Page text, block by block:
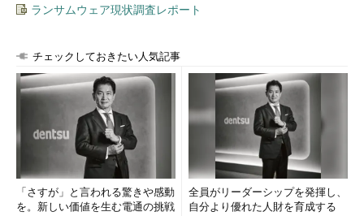
ランサムウェア現状調査レポート
チェックしておきたい人気記事
「さすが」と言われる驚きや感動
を。新しい価値を生む電通の挑戦
全員がリーダーシップを発揮し、
自分より優れた人財を育成する